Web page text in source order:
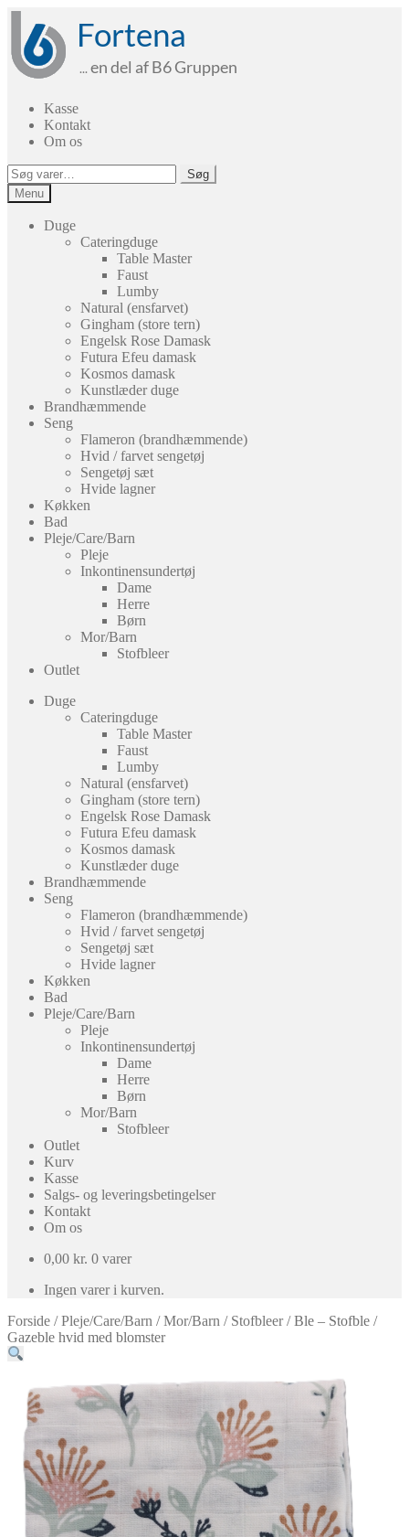
Spring
navigation
Spring
indhold
Kasse
Kontakt
Om os
Søg
efter:
Søg
Menu
Duge
Cateringduge
Table Master
Faust
Lumby
Natural (ensfarvet)
Gingham (store tern)
Engelsk Rose Damask
Futura Efeu damask
Kosmos damask
Kunstlæder duge
Brandhæmmende
Seng
Flameron (brandhæmmende)
Hvid / farvet sengetøj
Sengetøj sæt
Hvide lagner
Køkken
Bad
Pleje/Care/Barn
Pleje
Inkontinensundertøj
Dame
Herre
Børn
Mor/Barn
Stofbleer
Outlet
Duge
Cateringduge
Table Master
Faust
Lumby
Natural (ensfarvet)
Gingham (store tern)
Engelsk Rose Damask
Futura Efeu damask
Kosmos damask
Kunstlæder duge
Brandhæmmende
Seng
Flameron (brandhæmmende)
Hvid / farvet sengetøj
Sengetøj sæt
Hvide lagner
Køkken
Bad
Pleje/Care/Barn
Pleje
Inkontinensundertøj
Dame
Herre
Børn
Mor/Barn
Stofbleer
Outlet
Kurv
Kasse
Salgs- og leveringsbetingelser
Kontakt
Om os
0,00 kr. 0 varer
Ingen varer i kurven.
Forside /Pleje/Care/Barn /Mor/Barn / Stofbleer/Ble – Stofble /
Gazeble hvid med blomster